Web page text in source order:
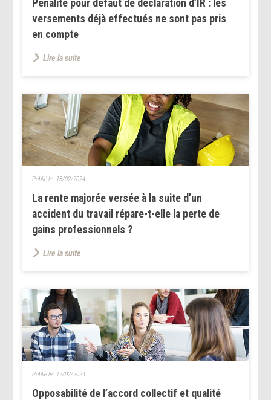
Pénalité pour défaut de déclaration d’IR : les
versements déjà effectués ne sont pas pris
en compte
Lire la suite
La rente majorée versée à la suite d’un
accident du travail répare-t-elle la perte de
gains professionnels ?
Publié le : 13/02/2024
Lire la suite
Opposabilité de l’accord collectif et qualité
Publié le : 12/02/2024